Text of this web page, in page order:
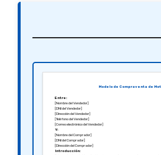
Modelo de Compraventa de
Entre:
[Nombre del Vendedor]
[DNI del Vendedor]
[Dirección del Vendedor]
[Teléfono del Vendedor]
[Correo electrónico del Vendedor]
Y:
[Nombre del Comprador]
[DNI del Comprador]
[Dirección del Comprador]
Introducción: